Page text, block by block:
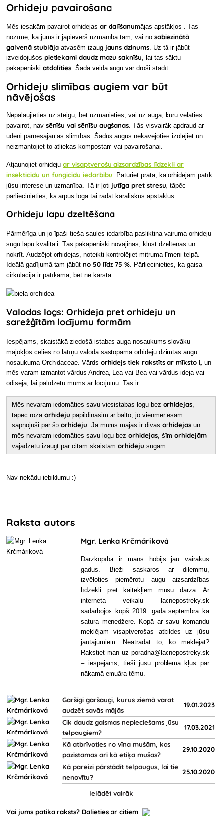
Orhideju pavairošana
Mēs iesakāmpavairot orhidejasar dalīšanumājas apstākļos
. Tas
nozīmē, ka jums ir jāpievērš uzmanība tam, vai nosabiezinātā
galvenā stublāja atvasēm izaug jauns dzinums . Uz tā ir jābūt
izveidojušospietiekami daudz mazu saknīšu , lai tas sāktu
pakāpeniskiatdalīties . Šādā veidā augu var droši stādīt.
Orhideju slimības augiem var būt
nāvējošas
Nepaļaujieties uz steigu, betuzmanieties, vai uz auga, kuru vēlaties
pavairot, navsēnīšu vai sēnīšu augšanas. Tās visvairāk apdraud ar
ūdeni pārnēsājamas slimības. Šādus augus nekavējoties izolējiet un
neizmantojiet to atliekas kompostam vai pavairošanai.
Atjaunojiet orhidejuar visaptverošu aizsardzības līdzekli ar
insekticīdu un fungicīdu iedarbību. Paturiet prātā, ka orhidejām patīk
jūsu interese un uzmanība. Tā ir ļoti jutīga pret stresu, tāpēc
pārliecinieties, ka ārpus loga tai radāt karaliskus apstākļus.
Orhideju lapu dzeltēšana
Pārmērīga un jo īpaši tieša saules iedarbība pasliktina vairuma orhideju
sugu lapu kvalitāti. Tās pakāpeniski novājinās, kļūst dzeltenas un
nokrīt. Audzējot orhidejas, noteikti kontrolējiet mitruma līmeni telpā.
Ideālā gadījumā tam jābūtno 50 līdz 75 %. Pārliecinieties, ka gaisa
cirkulācija ir patīkama, bet ne karsta.
Valodas logs: Orhideja pret orhideju un
sarežģītām locījumu formām
Iespējams, skaistākā ziedošā istabas auga nosaukums slovāku
mājokļos cēlies no latīņu valodā sastopamā orhideju dzimtas augu
nosaukuma Orchidaceae. Vārdsorhidejs tiek rakstīts ar mīksto i,un
mēs varam izmantot vārdus Andrea, Lea vai Bea vai vārdus ideja vai
odiseja, lai palīdzētu mums ar locījumu. Tas ir:
Mēs nevaram iedomāties savu viesistabas logu bezorhidejas,
tāpēc rozāorhideju papildināsim ar balto, jo vienmēr esam
sapņojuši par šoorhideju. Ja mums mājās ir divasorhidejas un
mēs nevaram iedomāties savu logu bezorhidejas, šīmorhidejām
vajadzētu izaugt par citām skaistāmorhideju sugām.
Nav nekādu iebildumu :)
Raksta autors
Mgr. Lenka Krčmáriková
Dārzkopība ir mans hobijs jau vairākus
gadus. Bieži saskaros ar dilemmu,
izvēloties piemērotu augu aizsardzības
līdzekli pret kaitēkļiem mūsu dārzā. Ar
interneta veikalu lacnepostreky.sk
sadarbojos kopš 2019. gada septembra kā
satura menedžere. Kopā ar savu komandu
meklējam visaptverošas atbildes uz jūsu
jautājumiem. Neatradāt to, ko meklējāt?
Rakstiet man uz poradna@lacnepostreky.sk
– iespējams, tieši jūsu problēma kļūs par
nākamā emuāra tēmu.
Garšīgi garšaugi, kurus ziemā varat
audzēt savās mājās
19.01.2023
Cik daudz gaismas nepieciešams jūsu
telpaugiem?
17.03.2021
Kā atbrīvoties no vīna mušām, kas
pazīstamas arī kā etiķa mušas?
29.10.2020
Kā pareizi pārstādīt telpaugus, lai tie
nenovītu?
25.10.2020
Ielādēt vairāk
Vai jums patika raksts? Dalieties ar citiem